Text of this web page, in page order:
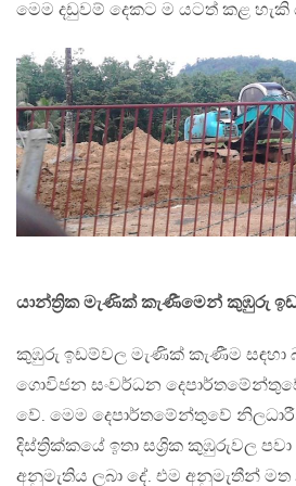
මෙම දඩුවම් දෙකට ම යටත් කළ හැකි
යාන්ත්‍රික මැණික් කැණීමෙන් කුඹුරු
කුඹුරු ඉඩම්වල මැණික් කැණීම සඳහා
ගොවිජන සංවර්ධන
වේ. මෙම දෙපාර්තමේන්තුවේ
දිස්ත්‍රික්කයේ ඉතා සශ්‍රික කුඹුරුවල
අනුමැතිය ලබා දේ. එම අනුමැතීන්